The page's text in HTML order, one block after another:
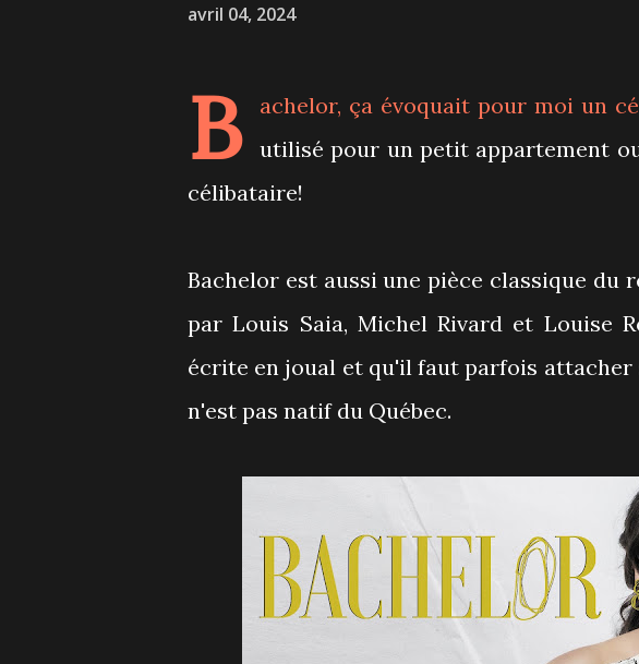
avril 04, 2024
B
achelor, ça évoquait pour moi un
utilisé pour un petit appartement
célibataire!
Bachelor est aussi une pièce classique du
par Louis Saia, Michel Rivard et Louise
écrite en joual et qu'il faut parfois
n'est pas natif du Québec.